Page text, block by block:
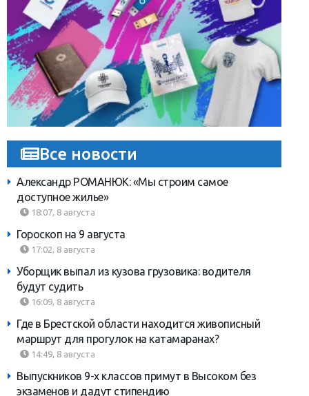
Все новости
Александр РОМАНЮК: «Мы строим самое
доступное жилье»
18:07, 8 августа
Гороскоп на 9 августа
17:02, 8 августа
Уборщик выпал из кузова грузовика: водителя
будут судить
16:09, 8 августа
Где в Брестской области находится живописный
маршрут для прогулок на катамаранах?
14:49, 8 августа
Выпускников 9-х классов примут в Высоком без
экзаменов и дадут стипендию